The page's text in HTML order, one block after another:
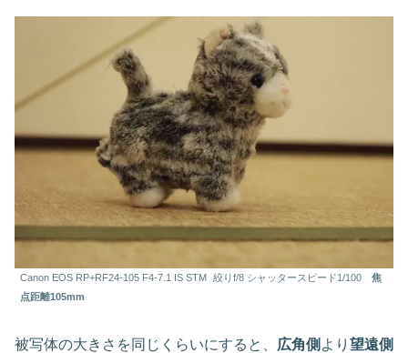
Canon EOS RP+RF24-105 F4-7.1 IS STM 絞りf/8 シャッタースピード1/100 焦
点距離105mm
被写体の大きさを同じくらいにすると、 広角側 より 望遠側